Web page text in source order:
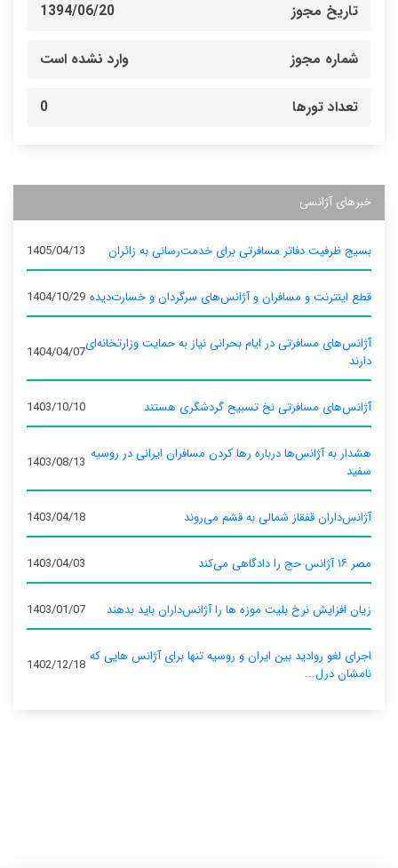
تاریخ مجوز 1394/06/20
شماره مجوز وارد نشده است
تعداد تورها 0
خبرهای آژانسی
بسیج ظرفیت دفاتر مسافرتی برای خدمت‌رسانی به زائران 1405/04/13
قطع اینترنت و مسافران و آژانس‌های سرگردان و خسارت‌دیده 1404/10/29
آژانس‌های مسافرتی در ایام بحرانی نیاز به حمایت وزارتخانه‌ای
دارند
1404/04/07
آژانس‌های مسافرتی نخ تسبیح گردشگری هستند 1403/10/10
هشدار به آژانس‌ها درباره رها کردن مسافران ایرانی در روسیه
سفید
1403/08/13
آژانس‌داران قفقاز شمالی به قشم می‌روند 1403/04/18
مصر ۱۶ آژانس حج را دادگاهی می‌کند 1403/04/03
زیان افزایش نرخ بلیت موزه ها را آژانس‌داران باید بدهند 1403/01/07
اجرای لغو روادید بین ایران و روسیه تنها برای آژانس‌ هایی که
نامشان درل...
1402/12/18